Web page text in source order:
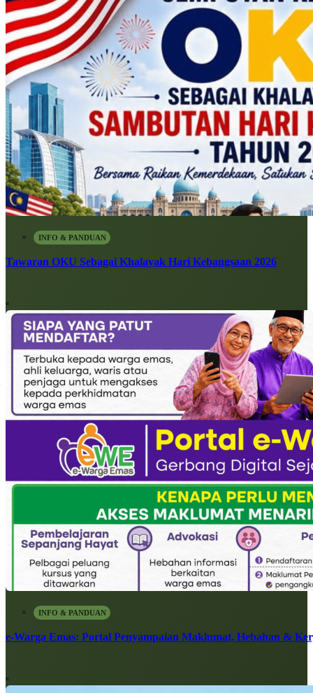
INFO & PANDUAN
Tawaran OKU Sebagai Khalayak Hari Kebangsaan 2026
INFO & PANDUAN
e-Warga Emas: Portal Penyampaian Maklumat, Hebahan &